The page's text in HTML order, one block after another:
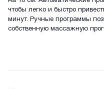
чтобы легко и быстро
минут. Ручные программы
собственную массажную